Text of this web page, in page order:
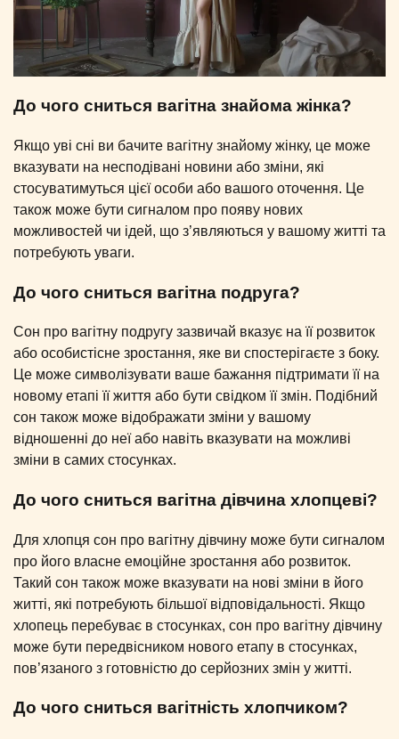
До чого сниться вагітна знайома жінка?
Якщо уві сні ви бачите вагітну знайому жінку, це може
вказувати на несподівані новини або зміни, які
стосуватимуться цієї особи або вашого оточення. Це
також може бути сигналом про появу нових
можливостей чи ідей, що з’являються у вашому житті та
потребують уваги.
До чого сниться вагітна подруга?
Сон про вагітну подругу зазвичай вказує на її розвиток
або особистісне зростання, яке ви спостерігаєте з боку.
Це може символізувати ваше бажання підтримати її на
новому етапі її життя або бути свідком її змін. Подібний
сон також може відображати зміни у вашому
відношенні до неї або навіть вказувати на можливі
зміни в самих стосунках.
До чого сниться вагітна дівчина хлопцеві?
Для хлопця сон про вагітну дівчину може бути сигналом
про його власне емоційне зростання або розвиток.
Такий сон також може вказувати на нові зміни в його
житті, які потребують більшої відповідальності. Якщо
хлопець перебуває в стосунках, сон про вагітну дівчину
може бути передвісником нового етапу в стосунках,
пов’язаного з готовністю до серйозних змін у житті.
До чого сниться вагітність хлопчиком?